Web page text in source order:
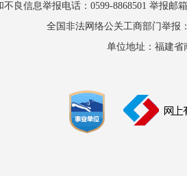
不良信息举报电话：0599-8868501 举报邮
全国非法网络公关工商部门举报
单位地址：福建省